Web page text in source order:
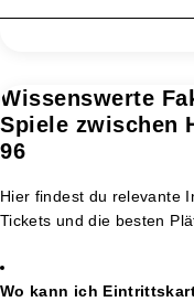
Wissenswerte
Spiele zwischen
96
Hier findest du relevante
Tickets und die besten
Wo kann ich